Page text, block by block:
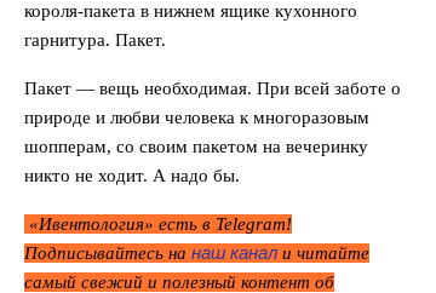
короля-пакета в нижнем ящике кухонного
гарнитура. Пакет.
Пакет — вещь необходимая. При всей заботе о
природе и любви человека к многоразовым
шопперам, со своим пакетом на вечеринку
никто не ходит. А надо бы.
«Ивентология» есть в Telegram!
Подписывайтесь на наш канал и читайте
самый свежий и полезный контент об